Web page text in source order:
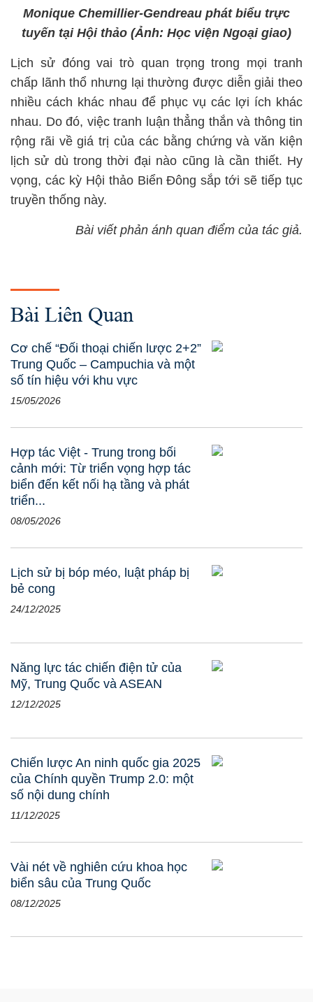
Monique Chemillier-Gendreau phát biểu trực
tuyến tại Hội thảo (Ảnh: Học viện Ngoại giao)
Lịch sử đóng vai trò quan trọng trong mọi tranh
chấp lãnh thổ nhưng lại thường được diễn giải theo
nhiều cách khác nhau để phục vụ các lợi ích khác
nhau. Do đó, việc tranh luận thẳng thắn và thông tin
rộng rãi về giá trị của các bằng chứng và văn kiện
lịch sử dù trong thời đại nào cũng là cần thiết. Hy
vọng, các kỳ Hội thảo Biển Đông sắp tới sẽ tiếp tục
truyền thống này.
Bài viết phản ánh quan điểm của tác giả.
Bài Liên Quan
Cơ chế “Đối thoại chiến lược 2+2”
Trung Quốc – Campuchia và một
số tín hiệu với khu vực
15/05/2026
Hợp tác Việt - Trung trong bối
cảnh mới: Từ triển vọng hợp tác
biển đến kết nối hạ tầng và phát
triển...
08/05/2026
Lịch sử bị bóp méo, luật pháp bị
bẻ cong
24/12/2025
Năng lực tác chiến điện tử của
Mỹ, Trung Quốc và ASEAN
12/12/2025
Chiến lược An ninh quốc gia 2025
của Chính quyền Trump 2.0: một
số nội dung chính
11/12/2025
Vài nét về nghiên cứu khoa học
biển sâu của Trung Quốc
08/12/2025